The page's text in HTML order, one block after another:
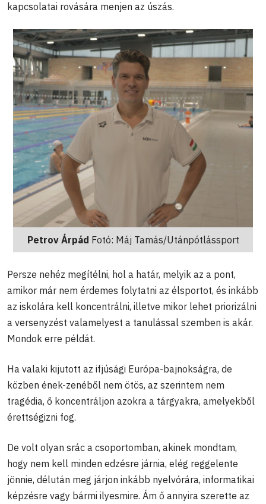
kapcsolatai rovására menjen az úszás.
Petrov Árpád Fotó: Máj Tamás/Utánpótlássport
Persze nehéz megítélni, hol a határ, melyik az a pont,
amikor már nem érdemes folytatni az élsportot, és inkább
az iskolára kell koncentrálni, illetve mikor lehet priorizálni
a versenyzést valamelyest a tanulással szemben is akár.
Mondok erre példát.
Ha valaki kijutott az ifjúsági Európa-bajnokságra, de
közben ének-zenéből nem ötös, az szerintem nem
tragédia, ő koncentráljon azokra a tárgyakra, amelyekből
érettségizni fog.
De volt olyan srác a csoportomban, akinek mondtam,
hogy nem kell minden edzésre járnia, elég reggelente
jönnie, délután meg járjon inkább nyelvórára, informatikai
képzésre vagy bármi ilyesmire. Ám ő annyira szerette az